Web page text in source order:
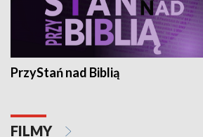
PrzyStań nad Biblią
FILMY